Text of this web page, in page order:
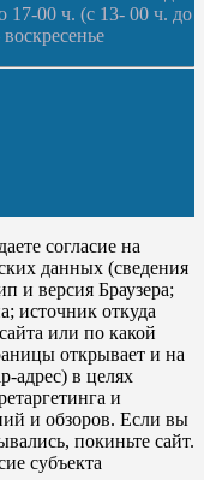
17-00 ч. (с 13- 00 ч. до
согласие на
данных (сведения
и версия Браузера;
источник откуда
или по какой
открывает и на
адрес) в целях
и
и обзоров. Если вы
покиньте сайт.
субъекта